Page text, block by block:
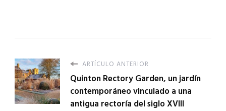
ARTÍCULO ANTERIOR
Quinton Rectory Garden, un jardín
contemporáneo vinculado a una
antigua rectoría del siglo XVIII